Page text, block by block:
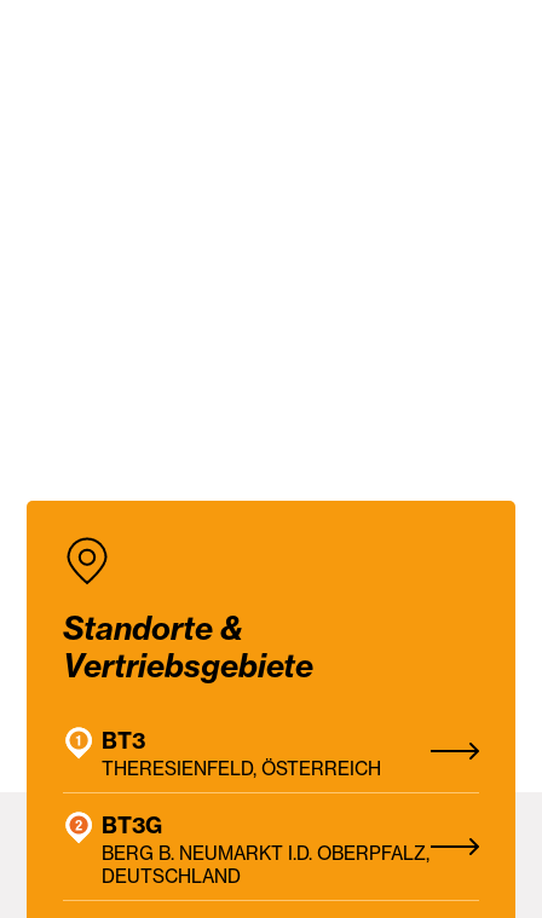
Standorte &
Vertriebsgebiete
BT3
THERESIENFELD, ÖSTERREICH
BT3G
BERG B. NEUMARKT I.D. OBERPFALZ,
DEUTSCHLAND